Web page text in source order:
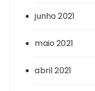
junho 2021
maio 2021
abril 2021